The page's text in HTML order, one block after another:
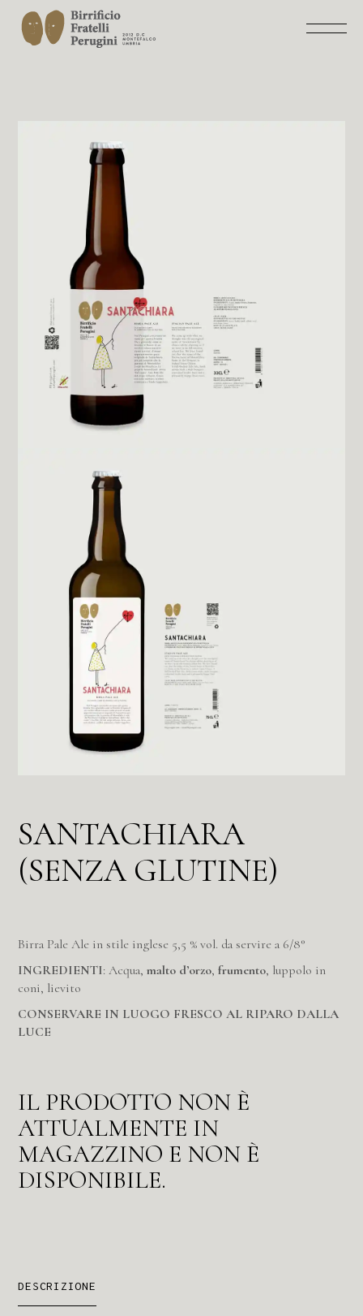
SANTACHIARA
(SENZA GLUTINE)
Birra Pale Ale in stile inglese 5,5 % vol. da servire a 6/8°
INGREDIENTI: Acqua,malto d’orzo,frumento, luppolo in
coni, lievito
CONSERVARE IN LUOGO FRESCOAL RIPARO DALLA
LUCE
IL PRODOTTO NON È
ATTUALMENTE IN
MAGAZZINO E NON È
DISPONIBILE.
DESCRIZIONE